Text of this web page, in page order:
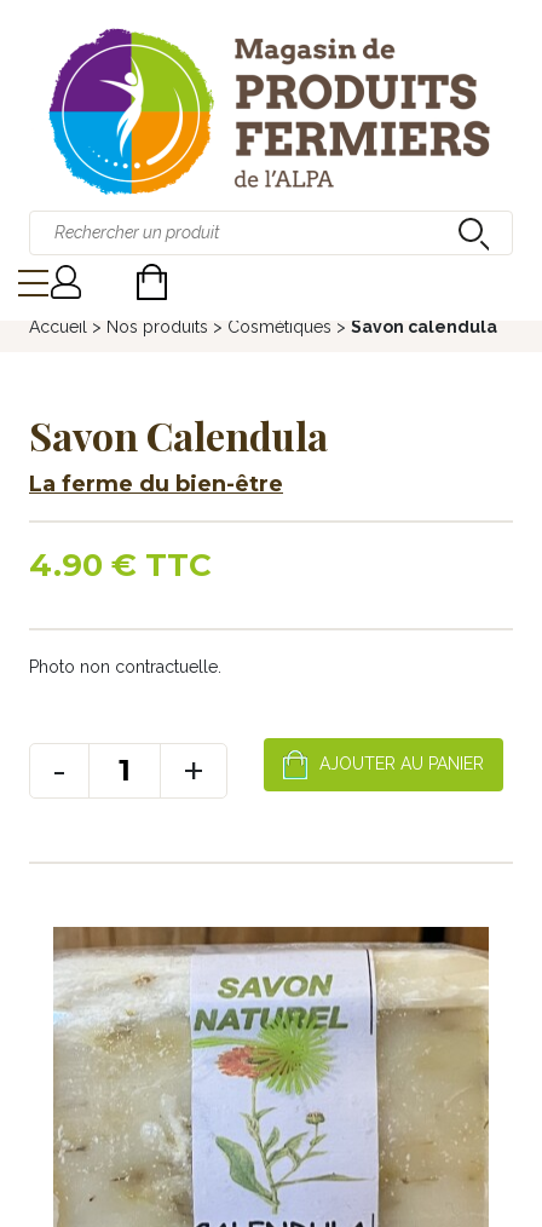
Accueil > Nos produits > Cosmétiques > Savon calendula
Savon Calendula
La ferme du bien-être
4.90 € TTC
Photo non contractuelle.
- + AJOUTER AU PANIER